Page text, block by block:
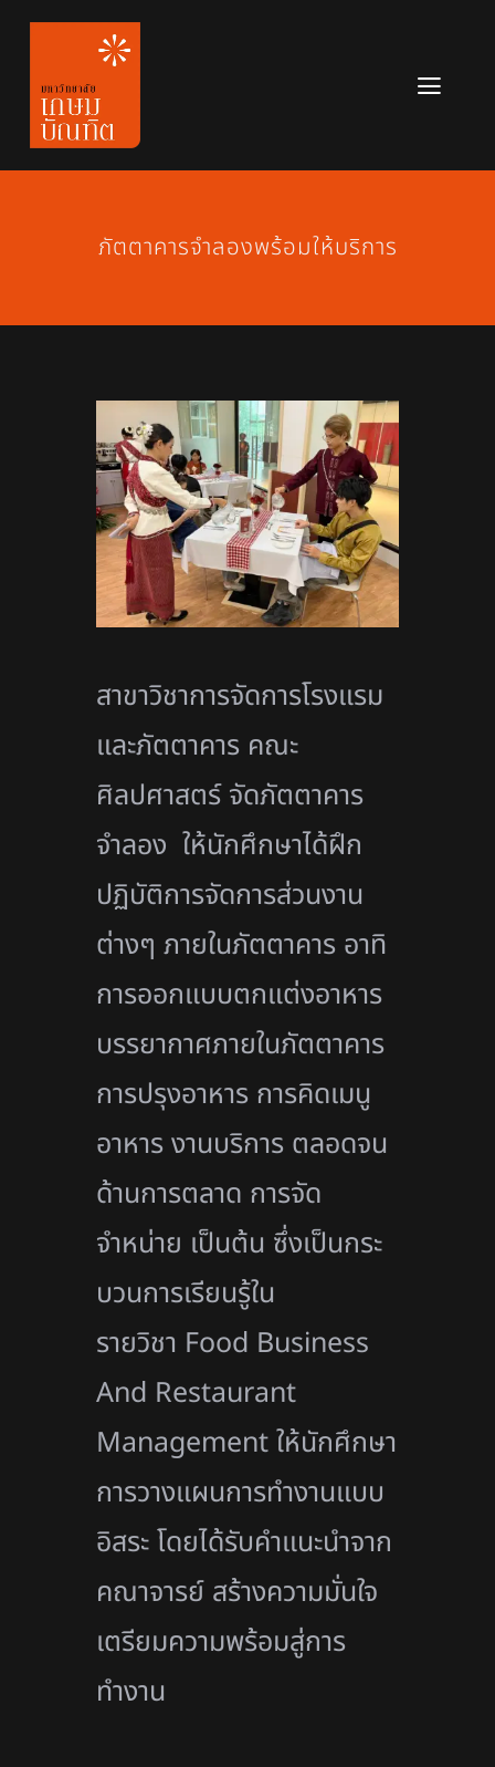
Skip
content
หลักสูตร
สมัครเรียน
ภัตตาคารจำลองพร้อมให้บริการ
สาขาวิชาการจัดการโรงแรม
และภัตตาคาร คณะ
ศิลปศาสตร์ จัดภัตตาคาร
จำลอง ให้นักศึกษาได้ฝึก
ปฏิบัติการจัดการส่วนงาน
ต่างๆ ภายในภัตตาคาร อาทิ
การออกแบบตกแต่งอาหาร
บรรยากาศภายในภัตตาคาร
การปรุงอาหาร การคิดเมนู
อาหาร งานบริการ ตลอดจน
ด้านการตลาด การจัด
จำหน่าย เป็นต้น ซึ่งเป็นกระ
บวนการเรียนรู้ใน
รายวิชา Food Business
And Restaurant
Managementให้นักศึกษา
การวางแผนการทำงานแบบ
อิสระ โดยได้รับคำแนะนำจาก
คณาจารย์ สร้างความมั่นใจ
เตรียมความพร้อมสู่การ
ทำงาน